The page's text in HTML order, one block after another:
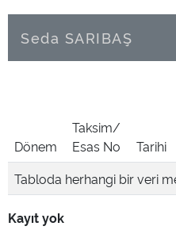
Seda SARIBAŞ
Dönem
Taksim/
Esas No
Tarihi
Tabloda herhangi bir veri
Kayıt yok